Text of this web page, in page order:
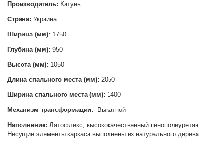
Производитель: Катунь
Страна: Украина
Ширина (мм): 1750
Глубина (мм): 950
Высота (мм): 1050
Длина спального места (мм): 2050
Ширина спального места (мм): 1400
Механизм трансформации: Выкатной
Наполнение: Латофлекс, высококачественный пенополиуретан.
Несущие элементы каркаса выполнены из натурального дерева.